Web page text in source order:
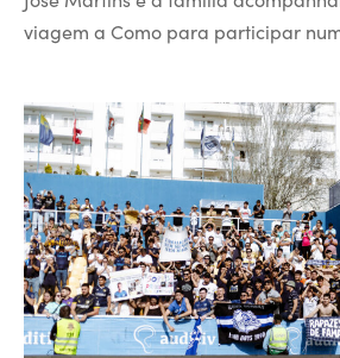
viagem a Como para participar